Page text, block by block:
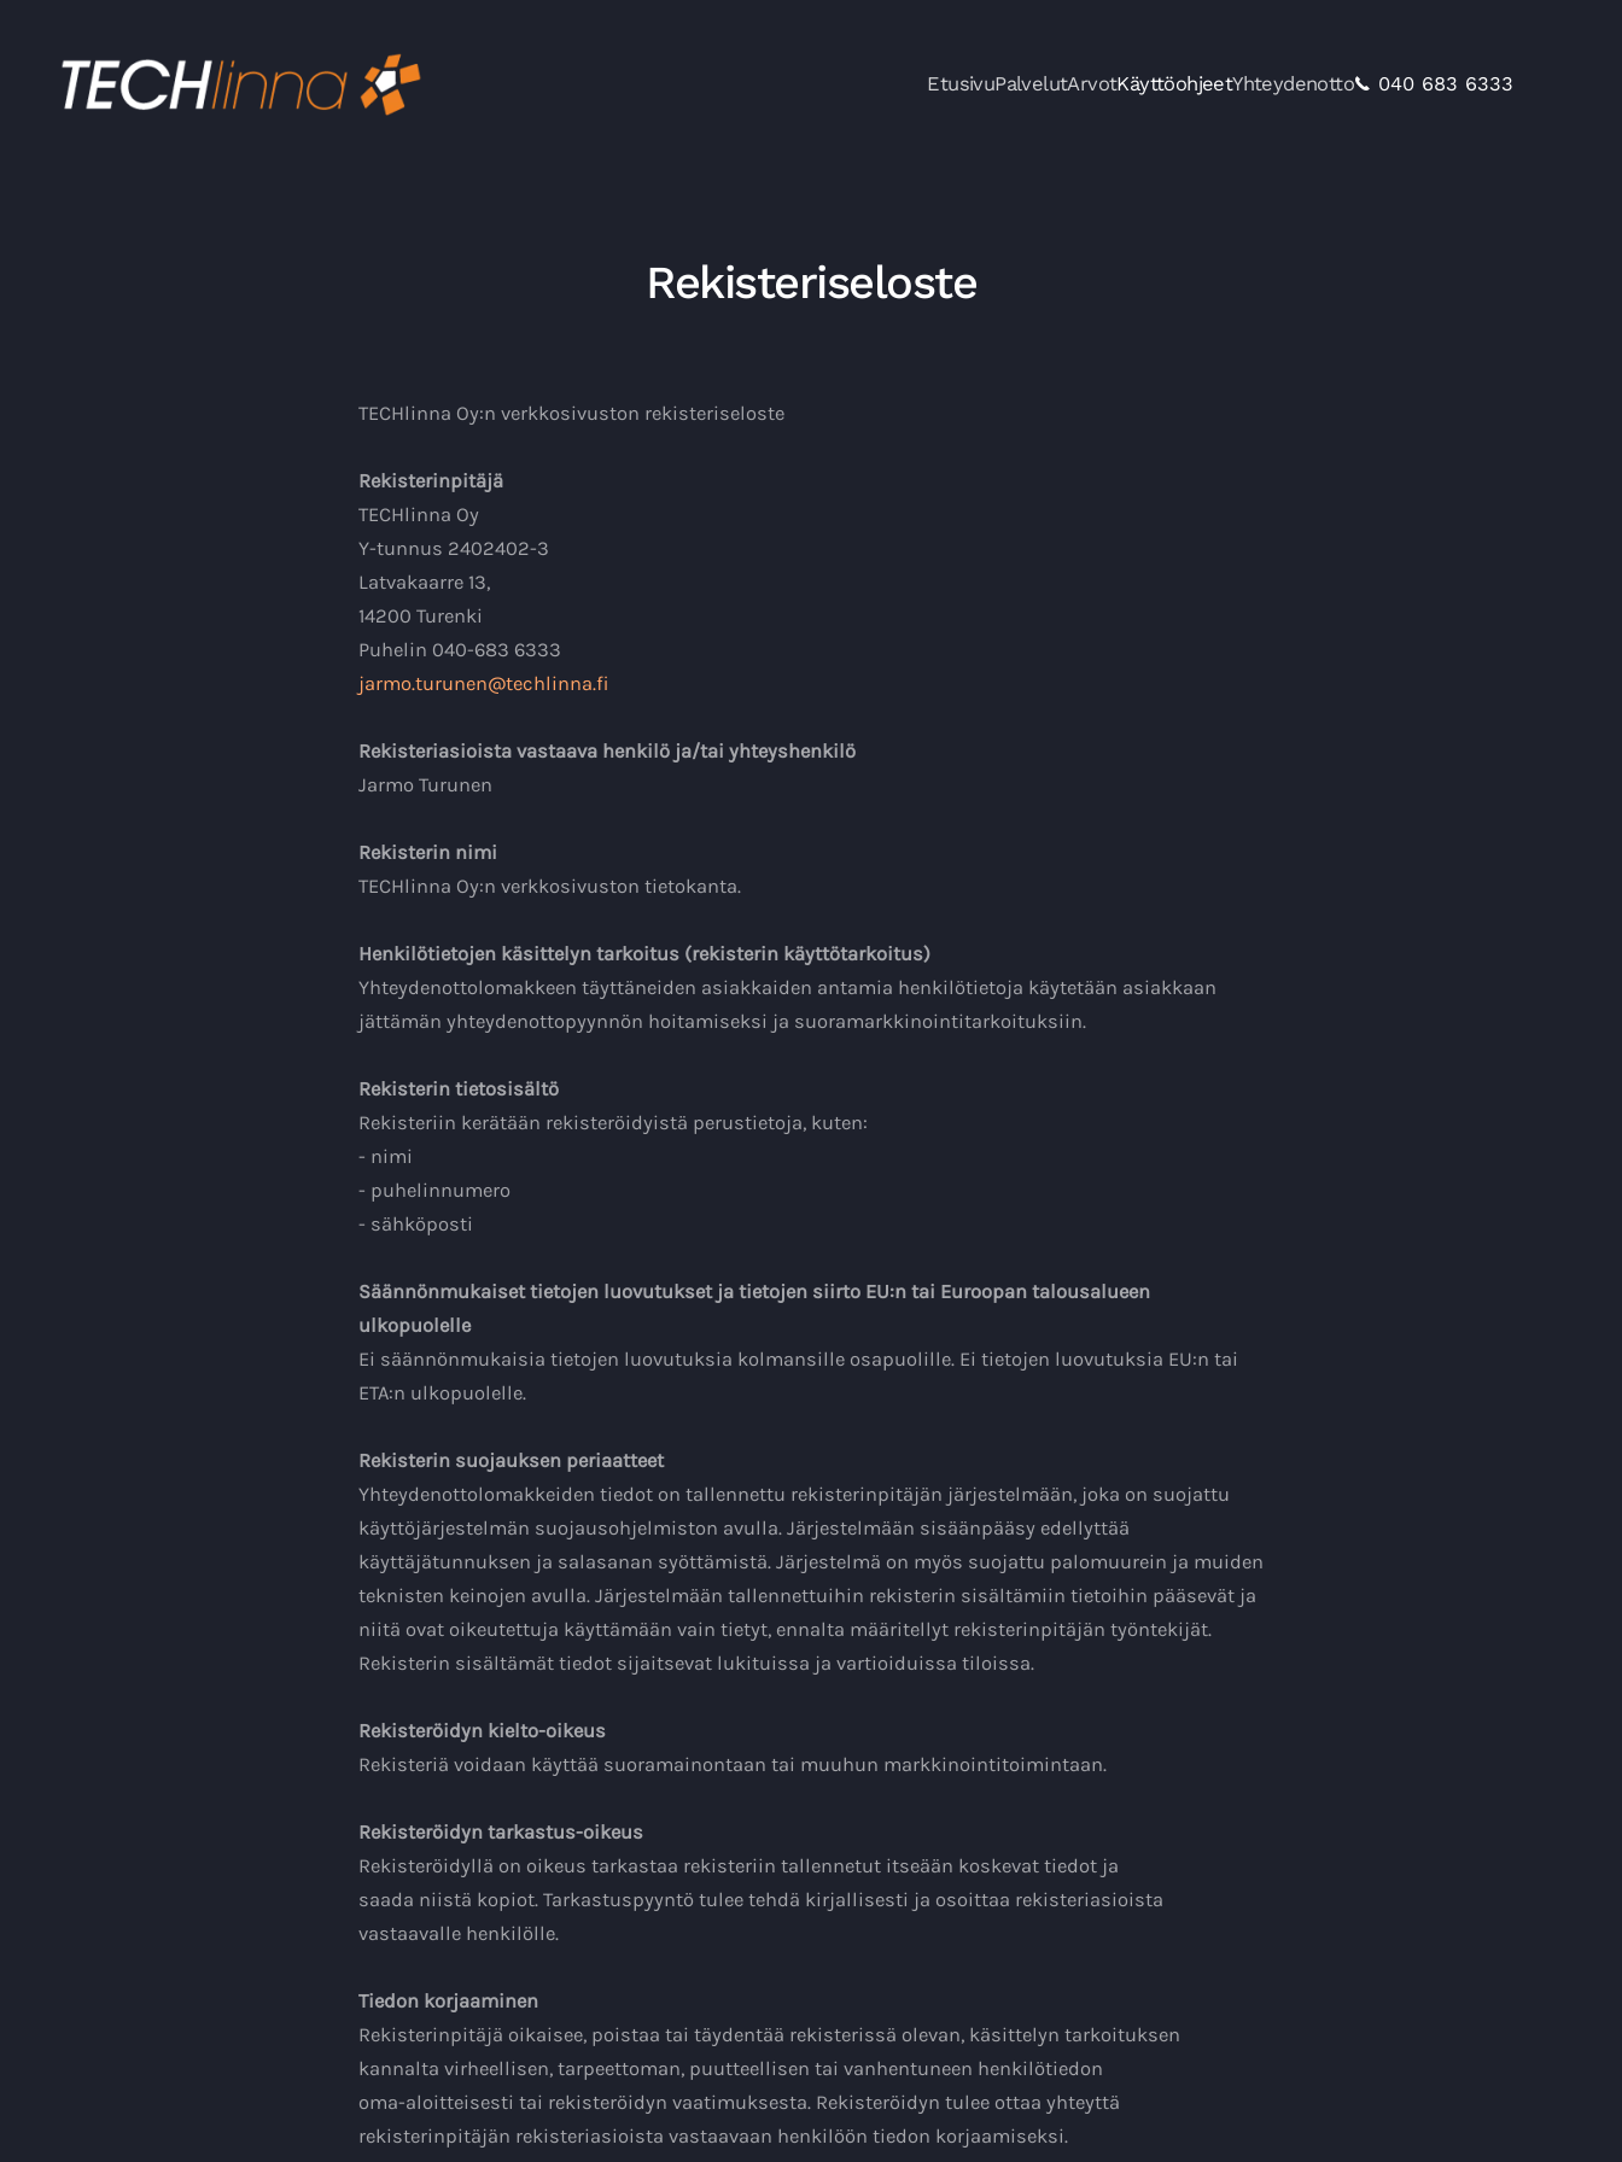
EtusivuPalvelutArvotKäyttöohjeetYhteydenotto 040 683 6333
Rekisteriseloste
TECHlinna Oy:n verkkosivuston rekisteriseloste
Rekisterinpitäjä
TECHlinna Oy
Y-tunnus 2402402-3
Latvakaarre 13,
14200 Turenki
Puhelin 040-683 6333
jarmo.turunen@techlinna.fi
Rekisteriasioista vastaava henkilö ja/tai yhteyshenkilö
Jarmo Turunen
Rekisterin nimi
TECHlinna Oy:n verkkosivuston tietokanta.
Henkilötietojen käsittelyn tarkoitus (rekisterin käyttötarkoitus)
Yhteydenottolomakkeen täyttäneiden asiakkaiden antamia henkilötietoja käytetään asiakkaan
jättämän yhteydenottopyynnön hoitamiseksi ja suoramarkkinointitarkoituksiin.
Rekisterin tietosisältö
Rekisteriin kerätään rekisteröidyistä perustietoja, kuten:
- nimi
- puhelinnumero
- sähköposti
Säännönmukaiset tietojen luovutukset ja tietojen siirto EU:n tai Euroopan talousalueen
ulkopuolelle
Ei säännönmukaisia tietojen luovutuksia kolmansille osapuolille. Ei tietojen luovutuksia EU:n tai
ETA:n ulkopuolelle.
Rekisterin suojauksen periaatteet
Yhteydenottolomakkeiden tiedot on tallennettu rekisterinpitäjän järjestelmään, joka on suojattu
käyttöjärjestelmän suojausohjelmiston avulla. Järjestelmään sisäänpääsy edellyttää
käyttäjätunnuksen ja salasanan syöttämistä. Järjestelmä on myös suojattu palomuurein ja muiden
teknisten keinojen avulla. Järjestelmään tallennettuihin rekisterin sisältämiin tietoihin pääsevät ja
niitä ovat oikeutettuja käyttämään vain tietyt, ennalta määritellyt rekisterinpitäjän työntekijät.
Rekisterin sisältämät tiedot sijaitsevat lukituissa ja vartioiduissa tiloissa.
Rekisteröidyn kielto-oikeus
Rekisteriä voidaan käyttää suoramainontaan tai muuhun markkinointitoimintaan.
Rekisteröidyn tarkastus-oikeus
Rekisteröidyllä on oikeus tarkastaa rekisteriin tallennetut itseään koskevat tiedot ja
saada niistä kopiot. Tarkastuspyyntö tulee tehdä kirjallisesti ja osoittaa rekisteriasioista
vastaavalle henkilölle.
Tiedon korjaaminen
Rekisterinpitäjä oikaisee, poistaa tai täydentää rekisterissä olevan, käsittelyn tarkoituksen
kannalta virheellisen, tarpeettoman, puutteellisen tai vanhentuneen henkilötiedon
oma-aloitteisesti tai rekisteröidyn vaatimuksesta. Rekisteröidyn tulee ottaa yhteyttä
rekisterinpitäjän rekisteriasioista vastaavaan henkilöön tiedon korjaamiseksi.